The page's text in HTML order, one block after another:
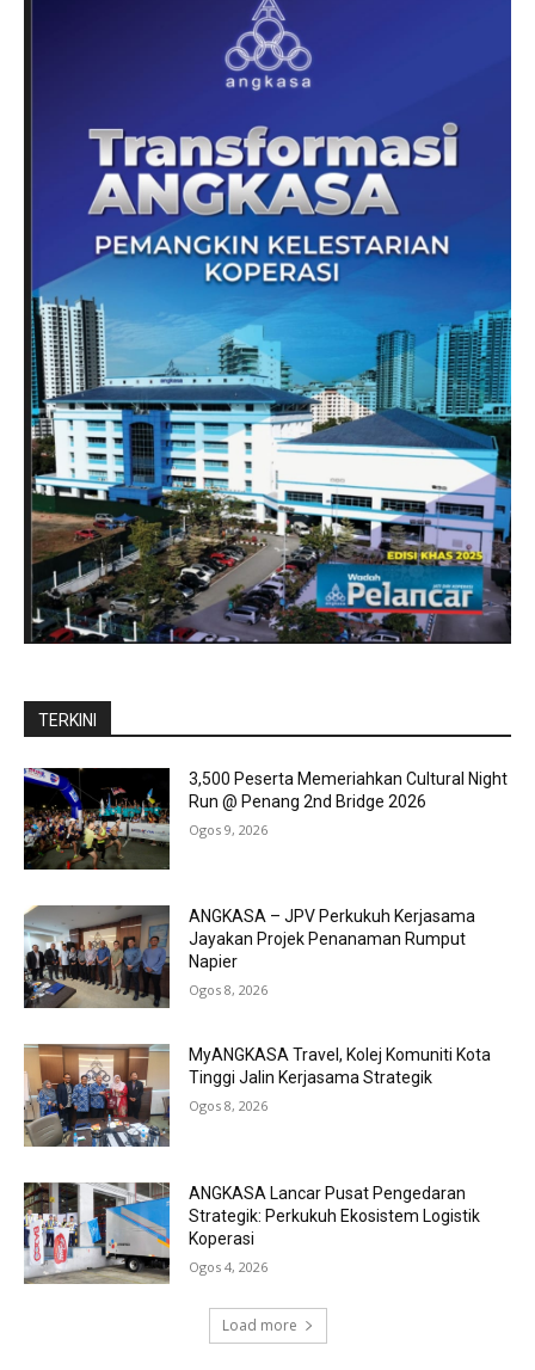
TERKINI
3,500 Peserta Memeriahkan Cultural Night
Run @ Penang 2nd Bridge 2026
Ogos 9, 2026
ANGKASA – JPV Perkukuh Kerjasama
Jayakan Projek Penanaman Rumput
Napier
Ogos 8, 2026
MyANGKASA Travel, Kolej Komuniti Kota
Tinggi Jalin Kerjasama Strategik
Ogos 8, 2026
ANGKASA Lancar Pusat Pengedaran
Strategik: Perkukuh Ekosistem Logistik
Koperasi
Ogos 4, 2026
Load more